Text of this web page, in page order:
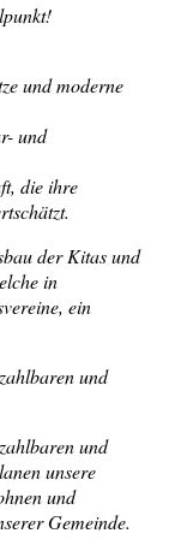
und moderne
und
die ihre
der Kitas und
in
ein
und
und
unsere
und
Gemeinde.